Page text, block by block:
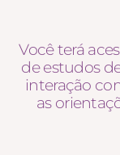
Você terá
de estudos
interação
as